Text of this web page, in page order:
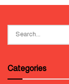
Categories